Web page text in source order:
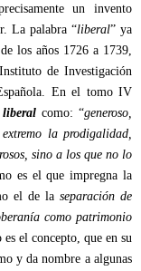
un invento
La palabra “liberal” ya
los años 1726 a 1739,
de Investigación
En el tomo IV
liberalcomo: “generoso,
la prodigalidad,
sino a los que no lo
es el que impregna la
el de la separación de
como patrimonio
el concepto, que en su
y da nombre a algunas